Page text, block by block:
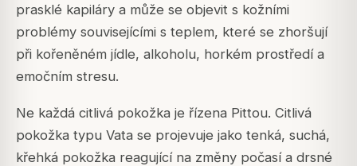
prasklé kapiláry a může se objevit s kožními
problémy souvisejícími s teplem, které se zhoršují
při kořeněném jídle, alkoholu, horkém prostředí a
emočním stresu.
Ne každá citlivá pokožka je řízena Pittou. Citlivá
pokožka typu Vata se projevuje jako tenká, suchá,
křehká pokožka reagující na změny počasí a drsné